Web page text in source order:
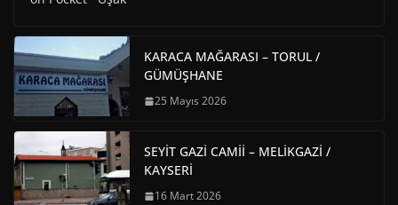
KARACA MAĞARASI – TORUL /
GÜMÜŞHANE
25 Mayıs 2026
SEYİT GAZİ CAMİİ – MELİKGAZİ /
KAYSERİ
16 Mart 2026